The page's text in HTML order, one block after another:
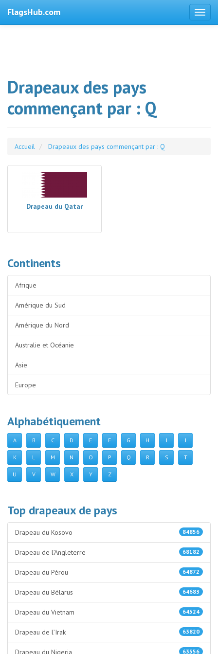
FlagsHub.com
Drapeaux des pays
commençant par : Q
Accueil Drapeaux des pays commençant par : Q
Drapeau du Qatar
Continents
Afrique
Amérique du Sud
Amérique du Nord
Australie et Océanie
Asie
Europe
Alphabétiquement
A B C D E F G H I J
K L M N O P Q R S T
U V W X Y Z
Top drapeaux de pays
84856
Drapeau du Kosovo
68182
Drapeau de l’Angleterre
64872
Drapeau du Pérou
64683
Drapeau du Bélarus
64524
Drapeau du Vietnam
63820
Drapeau de l’Irak
63556
Drapeau du Nigeria